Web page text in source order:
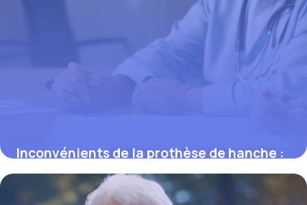
Inconvénients de la prothèse de hanche :
ce que vous devez savoir
9 mars 2026